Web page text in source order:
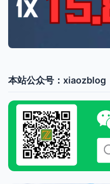
本站公众号：xiaozblog